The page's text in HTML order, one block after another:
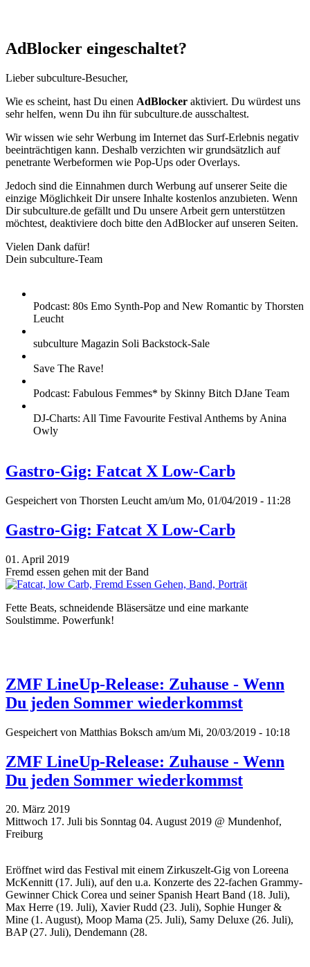
AdBlocker eingeschaltet?
Lieber subculture-Besucher,
Wie es scheint, hast Du einen AdBlocker aktiviert. Du würdest uns
sehr helfen, wenn Du ihn für subculture.de ausschaltest.
Wir wissen wie sehr Werbung im Internet das Surf-Erlebnis negativ
beeinträchtigen kann. Deshalb verzichten wir grundsätzlich auf
penetrante Werbeformen wie Pop-Ups oder Overlays.
Jedoch sind die Einnahmen durch Werbung auf unserer Seite die
einzige Möglichkeit Dir unsere Inhalte kostenlos anzubieten. Wenn
Dir subculture.de gefällt und Du unsere Arbeit gern unterstützen
möchtest, deaktiviere doch bitte den AdBlocker auf unseren Seiten.
Vielen Dank dafür!
Dein subculture-Team
Podcast: 80s Emo Synth-Pop and New Romantic by Thorsten
Leucht
subculture Magazin Soli Backstock-Sale
Save The Rave!
Podcast: Fabulous Femmes* by Skinny Bitch DJane Team
DJ-Charts: All Time Favourite Festival Anthems by Anina
Owly
Gastro-Gig: Fatcat X Low-Carb
Gespeichert von Thorsten Leucht am/um Mo, 01/04/2019 - 11:28
Gastro-Gig: Fatcat X Low-Carb
01. April 2019
Fremd essen gehen mit der Band
Fette Beats, schneidende Bläsersätze und eine markante
Soulstimme. Powerfunk!
ZMF LineUp-Release: Zuhause - Wenn
Du jeden Sommer wiederkommst
Gespeichert von Matthias Boksch am/um Mi, 20/03/2019 - 10:18
ZMF LineUp-Release: Zuhause - Wenn
Du jeden Sommer wiederkommst
20. März 2019
Mittwoch 17. Juli bis Sonntag 04. August 2019 @ Mundenhof,
Freiburg
Eröffnet wird das Festival mit einem Zirkuszelt-Gig von Loreena
McKennitt (17. Juli), auf den u.a. Konzerte des 22-fachen Grammy-
Gewinner Chick Corea und seiner Spanish Heart Band (18. Juli),
Max Herre (19. Juli), Xavier Rudd (23. Juli), Sophie Hunger &
Mine (1. August), Moop Mama (25. Juli), Samy Deluxe (26. Juli),
BAP (27. Juli), Dendemann (28.